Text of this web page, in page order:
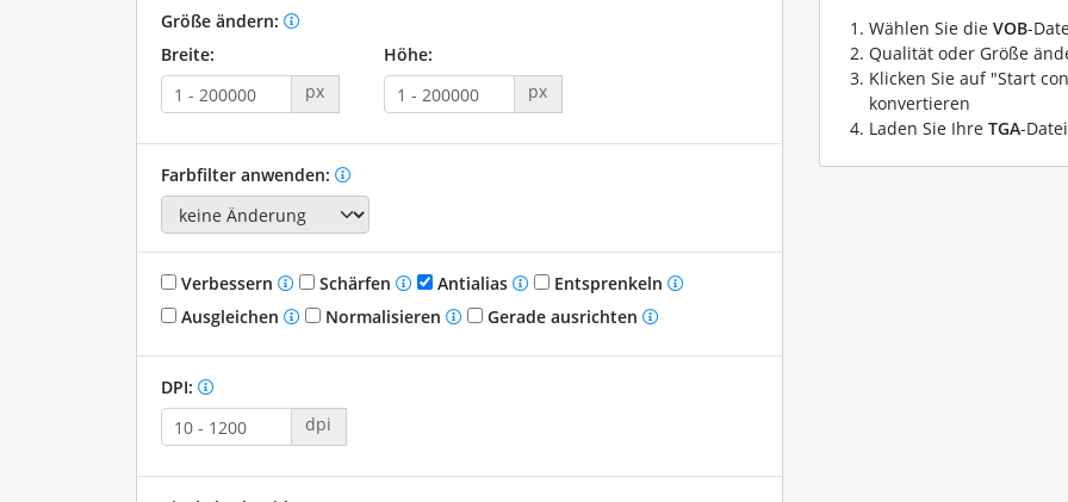
Größe ändern:
Breite:
px
Höhe:
px
Farbfilter anwenden:
Verbessern Schärfen Antialias
Entsprenkeln
Ausgleichen
Normalisieren Gerade ausrichten
DPI:
dpi
Wählen Sie die VOB-
Qualität oder Größe
Klicken Sie auf "Start
konvertieren
Laden Sie Ihre TGA-